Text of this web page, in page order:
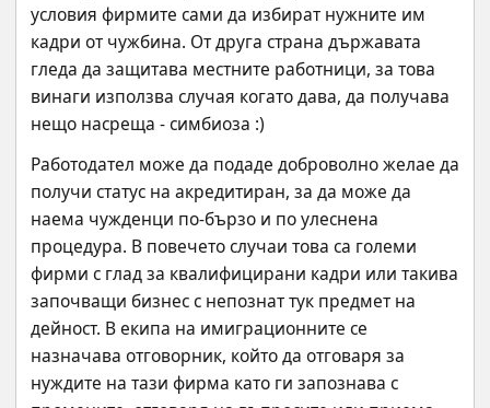
условия фирмите сами да избират нужните им
кадри от чужбина. От друга страна държавата
гледа да защитава местните работници, за това
винаги използва случая когато дава, да получава
нещо насреща - симбиоза :)
Работодател може да подаде доброволно желае да
получи статус на акредитиран, за да може да
наема чужденци по-бързо и по улеснена
процедура. В повечето случаи това са големи
фирми с глад за квалифицирани кадри или такива
започващи бизнес с непознат тук предмет на
дейност. В екипа на имиграционните се
назначава отговорник, който да отговаря за
нуждите на тази фирма като ги запознава с